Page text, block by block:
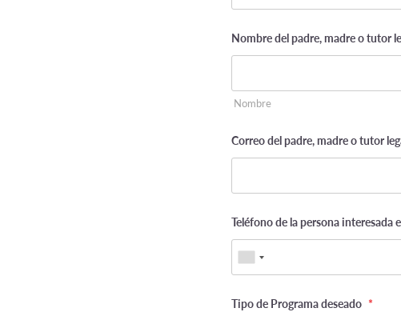
Nombre del padre, madre o tutor
Nombre
Correo del padre, madre o tutor
Teléfono de la persona interesada
Tipo de Programa deseado *